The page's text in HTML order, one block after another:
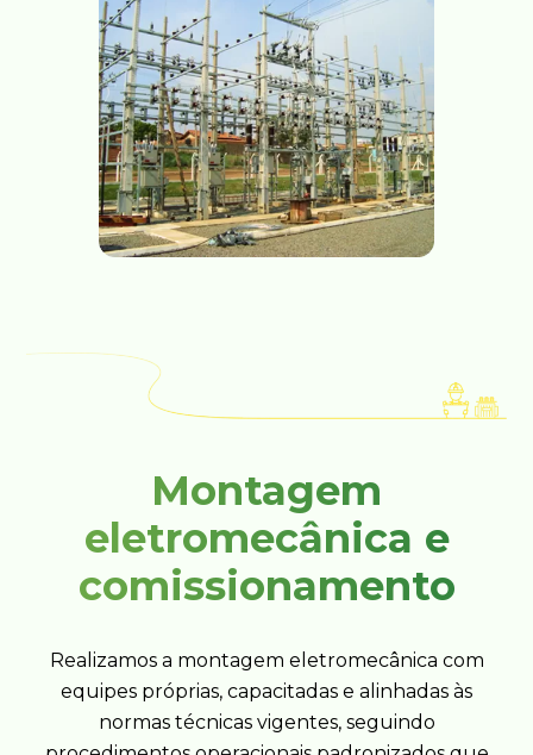
Montagem
eletromecânica e
comissionamento
Realizamos a montagem eletromecânica com
equipes próprias, capacitadas e alinhadas às
normas técnicas vigentes, seguindo